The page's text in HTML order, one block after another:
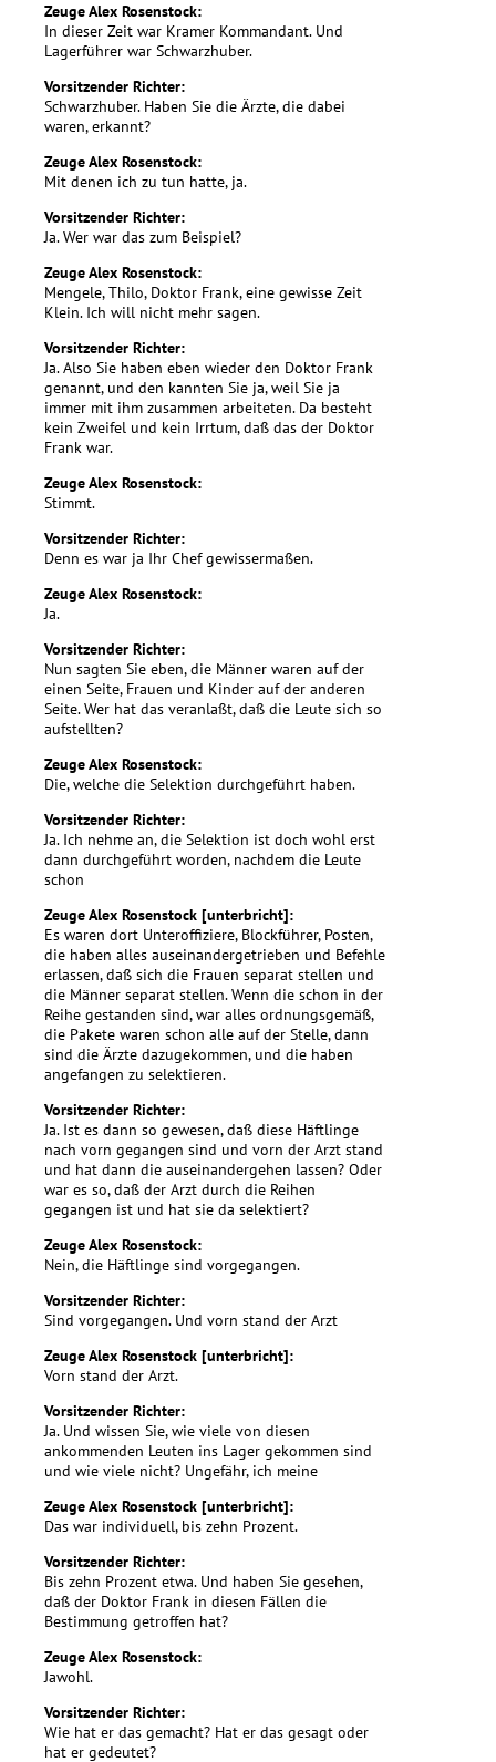
Zeuge Alex Rosenstock:
In dieser Zeit war Kramer Kommandant. Und
Lagerführer war Schwarzhuber.
Vorsitzender Richter:
Schwarzhuber. Haben Sie die Ärzte, die dabei
waren, erkannt?
Zeuge Alex Rosenstock:
Mit denen ich zu tun hatte, ja.
Vorsitzender Richter:
Ja. Wer war das zum Beispiel?
Zeuge Alex Rosenstock:
Mengele, Thilo, Doktor Frank, eine gewisse Zeit
Klein. Ich will nicht mehr sagen.
Vorsitzender Richter:
Ja. Also Sie haben eben wieder den Doktor Frank
genannt, und den kannten Sie ja, weil Sie ja
immer mit ihm zusammen arbeiteten. Da besteht
kein Zweifel und kein Irrtum, daß das der Doktor
Frank war.
Zeuge Alex Rosenstock:
Stimmt.
Vorsitzender Richter:
Denn es war ja Ihr Chef gewissermaßen.
Zeuge Alex Rosenstock:
Ja.
Vorsitzender Richter:
Nun sagten Sie eben, die Männer waren auf der
einen Seite, Frauen und Kinder auf der anderen
Seite. Wer hat das veranlaßt, daß die Leute sich so
aufstellten?
Zeuge Alex Rosenstock:
Die, welche die Selektion durchgeführt haben.
Vorsitzender Richter:
Ja. Ich nehme an, die Selektion ist doch wohl erst
dann durchgeführt worden, nachdem die Leute
schon
Zeuge Alex Rosenstock [unterbricht]:
Es waren dort Unteroffiziere, Blockführer, Posten,
die haben alles auseinandergetrieben und Befehle
erlassen, daß sich die Frauen separat stellen und
die Männer separat stellen. Wenn die schon in der
Reihe gestanden sind, war alles ordnungsgemäß,
die Pakete waren schon alle auf der Stelle, dann
sind die Ärzte dazugekommen, und die haben
angefangen zu selektieren.
Vorsitzender Richter:
Ja. Ist es dann so gewesen, daß diese Häftlinge
nach vorn gegangen sind und vorn der Arzt stand
und hat dann die auseinandergehen lassen? Oder
war es so, daß der Arzt durch die Reihen
gegangen ist und hat sie da selektiert?
Zeuge Alex Rosenstock:
Nein, die Häftlinge sind vorgegangen.
Vorsitzender Richter:
Sind vorgegangen. Und vorn stand der Arzt
Zeuge Alex Rosenstock [unterbricht]:
Vorn stand der Arzt.
Vorsitzender Richter:
Ja. Und wissen Sie, wie viele von diesen
ankommenden Leuten ins Lager gekommen sind
und wie viele nicht? Ungefähr, ich meine
Zeuge Alex Rosenstock [unterbricht]:
Das war individuell, bis zehn Prozent.
Vorsitzender Richter:
Bis zehn Prozent etwa. Und haben Sie gesehen,
daß der Doktor Frank in diesen Fällen die
Bestimmung getroffen hat?
Zeuge Alex Rosenstock:
Jawohl.
Vorsitzender Richter:
Wie hat er das gemacht? Hat er das gesagt oder
hat er gedeutet?